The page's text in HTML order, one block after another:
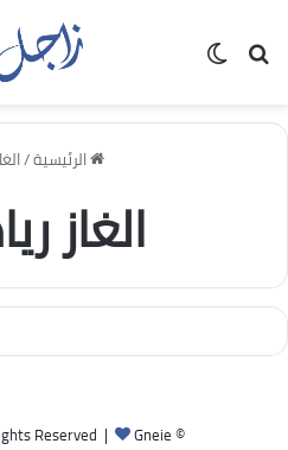
بحث عن
الرئيسية/
الغاز
© Copyright 2026, All Rights Reserved |
Gneie